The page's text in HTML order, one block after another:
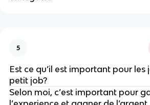
5
Est ce qu’il est important pour les
petit job?
Selon moi, c’est important pour